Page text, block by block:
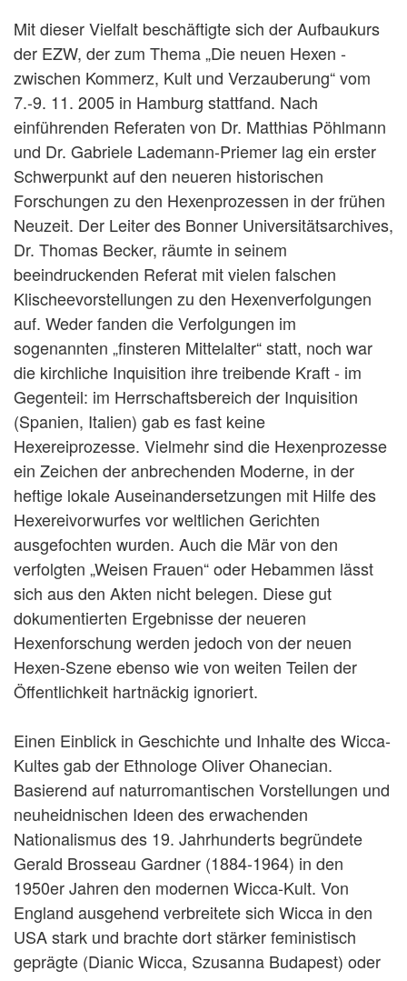
Mit dieser Vielfalt beschäftigte sich der Aufbaukurs
der EZW, der zum Thema „Die neuen Hexen -
zwischen Kommerz, Kult und Verzauberung“ vom
7.-9. 11. 2005 in Hamburg stattfand. Nach
einführenden Referaten von Dr. Matthias Pöhlmann
und Dr. Gabriele Lademann-Priemer lag ein erster
Schwerpunkt auf den neueren historischen
Forschungen zu den Hexenprozessen in der frühen
Neuzeit. Der Leiter des Bonner Universitätsarchives,
Dr. Thomas Becker, räumte in seinem
beeindruckenden Referat mit vielen falschen
Klischeevorstellungen zu den Hexenverfolgungen
auf. Weder fanden die Verfolgungen im
sogenannten „finsteren Mittelalter“ statt, noch war
die kirchliche Inquisition ihre treibende Kraft - im
Gegenteil: im Herrschaftsbereich der Inquisition
(Spanien, Italien) gab es fast keine
Hexereiprozesse. Vielmehr sind die Hexenprozesse
ein Zeichen der anbrechenden Moderne, in der
heftige lokale Auseinandersetzungen mit Hilfe des
Hexereivorwurfes vor weltlichen Gerichten
ausgefochten wurden. Auch die Mär von den
verfolgten „Weisen Frauen“ oder Hebammen lässt
sich aus den Akten nicht belegen. Diese gut
dokumentierten Ergebnisse der neueren
Hexenforschung werden jedoch von der neuen
Hexen-Szene ebenso wie von weiten Teilen der
Öffentlichkeit hartnäckig ignoriert.
Einen Einblick in Geschichte und Inhalte des Wicca-
Kultes gab der Ethnologe Oliver Ohanecian.
Basierend auf naturromantischen Vorstellungen und
neuheidnischen Ideen des erwachenden
Nationalismus des 19. Jahrhunderts begründete
Gerald Brosseau Gardner (1884-1964) in den
1950er Jahren den modernen Wicca-Kult. Von
England ausgehend verbreitete sich Wicca in den
USA stark und brachte dort stärker feministisch
geprägte (Dianic Wicca, Szusanna Budapest) oder